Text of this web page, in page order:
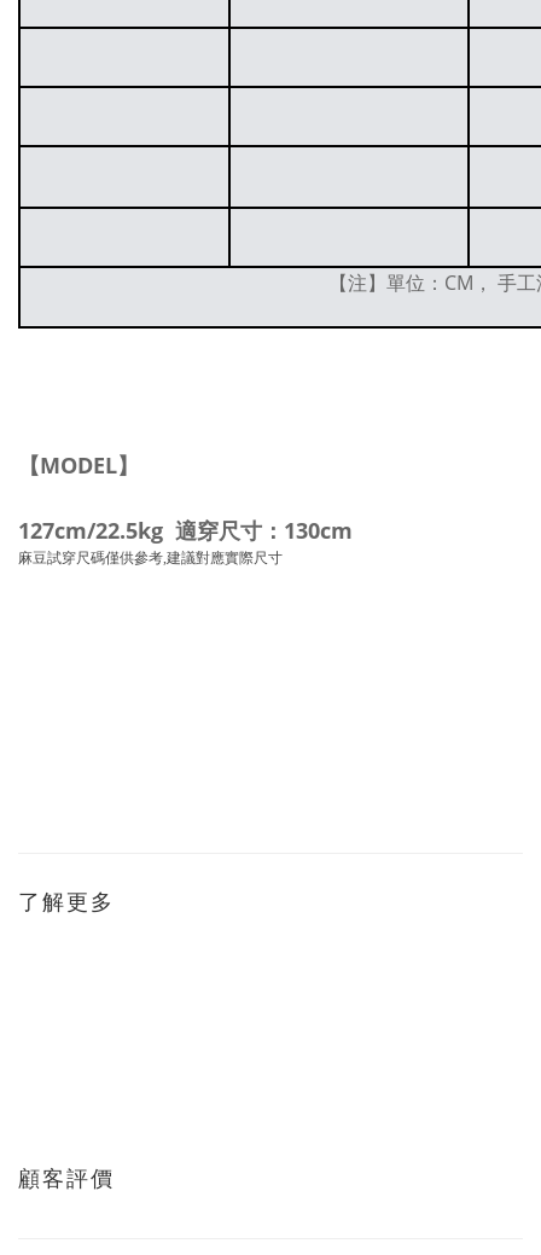
【注】單位：CM， 手
【MODEL】
127cm/22.5kg 適穿尺寸：130cm
麻豆試穿尺碼僅供參考,建議對應實際尺寸
了解更多
顧客評價